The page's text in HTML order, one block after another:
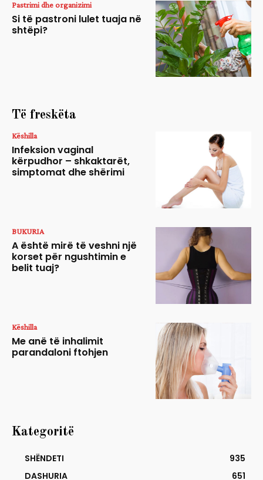
Pastrimi dhe organizimi
Si të pastroni lulet tuaja në
shtëpi?
Të freskëta
Këshilla
Infeksion vaginal
kërpudhor – shkaktarët,
simptomat dhe shërimi
BUKURIA
A është mirë të veshni një
korset për ngushtimin e
belit tuaj?
Këshilla
Me anë të inhalimit
parandaloni ftohjen
Kategoritë
SHËNDETI
935
DASHURIA
651